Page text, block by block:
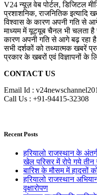
V24 न्यूज़ वेब पोर्टल, डिजिटल
प्रशाशनिक, राजनितिक इत्यादि
विश्वास के कारण अपनी गति से
माध्यम में यूट्यूब चैनल भी चलता
कारण अपनी गति से आगे बढ़ रहा
सभी दर्शकों को तथ्यात्मक खबरें
प्रकार के खबरों एवं विज्ञापनों के
CONTACT US
Email Id :
Call Us : +91-94415-32308
Recent Posts
हरियालो राजस्थान के
खेल परिसर में रोपे गये तीन
बारिश के मौसम में हादसों
हरियालो राजस्थान
वृक्षारोपण